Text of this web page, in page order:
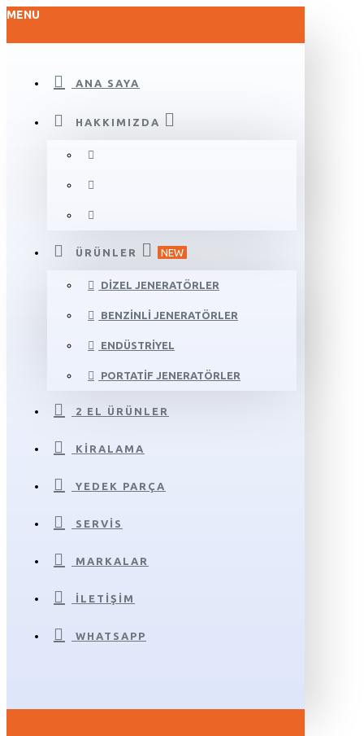
MENU
ANA SAYA
HAKKIMIZDA
ÜRÜNLER NEW
DIZEL JENERATÖRLER
BENZINLI JENERATÖRLER
ENDÜSTRIYEL
PORTATIF JENERATÖRLER
2 EL ÜRÜNLER
KIRALAMA
YEDEK PARÇA
SERVIS
MARKALAR
İLETIŞIM
WHATSAPP